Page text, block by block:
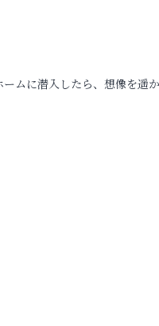
ムに潜入したら、想像を遥